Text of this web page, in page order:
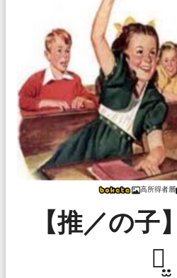
高所得者層
【推／の
ꪔ̤̫